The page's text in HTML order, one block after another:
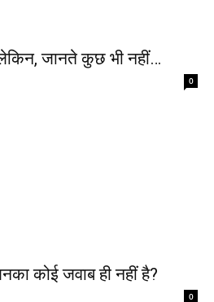
जानते कुछ भी नहीं…
0
कोई जवाब ही नहीं है?
0